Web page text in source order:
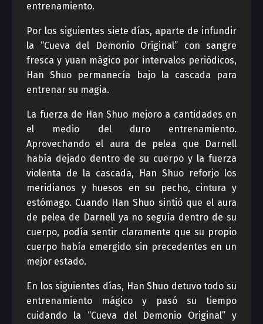
entrenamiento.
Por los siguientes siete días, aparte de infundir
la “Cueva del Demonio Original” con sangre
fresca y yuan mágico por intervalos periódicos,
Han Shuo permanecía bajo la cascada para
entrenar su magia.
La fuerza de Han Shuo mejoro a cantidades en
el medio del duro entrenamiento.
Aprovechando el aura de pelea que Darnell
había dejado dentro de su cuerpo y la fuerza
violenta de la cascada, Han Shuo reforjo los
meridianos y huesos en su pecho, cintura y
estómago. Cuando Han Shuo sintió que el aura
de pelea de Darnell ya no seguía dentro de su
cuerpo, podía sentir claramente que su propio
cuerpo había emergido sin precedentes en un
mejor estado.
En los siguientes días, Han Shuo detuvo todo su
entrenamiento mágico y pasó su tiempo
cuidando la “Cueva del Demonio Original” y